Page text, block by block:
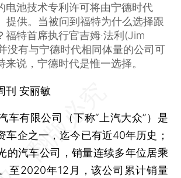
电池技术专利许可将由宁德时代
提供。当被问到福特为什么选择跟
福特首席执行官吉姆·法利(Jim
没有与宁德时代相同体量的公司可
来说，宁德时代是惟一选择。
刊 安丽敏
车有限公司（下称“上汽大众”）是
车企之一，迄今已有近40年历史；
的汽车公司，销量连续多年位居乘
至2020年12月，该公司累计销量